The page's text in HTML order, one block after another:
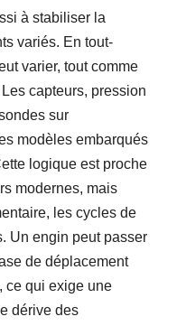
à stabiliser la
variés. En tout-
varier, tout comme
capteurs, pression
sur
modèles embarqués
logique est proche
modernes, mais
les cycles de
Un engin peut passer
de déplacement
ce qui exige une
dérive des